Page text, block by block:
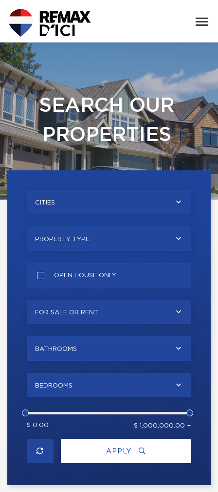
SEARCH OUR
PROPERTIES
CITIES
PROPERTY TYPE
OPEN HOUSE ONLY
FOR SALE OR RENT
BATHROOMS
BEDROOMS
$ 0.00 $ 1,000,000.00 +
APPLY